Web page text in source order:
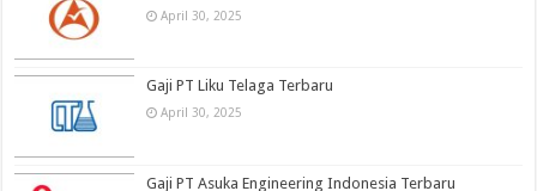
April 30, 2025
Gaji PT Liku Telaga Terbaru
April 30, 2025
Gaji PT Asuka Engineering Indonesia Terbaru